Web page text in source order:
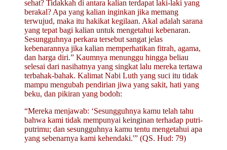
sehat? Tidakkah di antara kalian terdapat laki-laki yang
berakal? Apa yang kalian inginkan jika memang
terwujud, maka itu hakikat kegilaan. Akal adalah sarana
yang tepat bagi kalian untuk mengetahui kebenaran.
Sesungguhnya perkara tersebut sangat jelas
kebenarannya jika kalian memperhatikan fitrah, agama,
dan harga diri.” Kaumnya menunggu hingga beliau
selesai dari nasihatnya yang singkat lalu mereka tertawa
terbahak-bahak. Kalimat Nabi Luth yang suci itu tidak
mampu mengubah pendirian jiwa yang sakit, hati yang
beku, dan pikiran yang bodoh:
“Mereka menjawab: ‘Sesungguhnya kamu telah tahu
bahwa kami tidak mempunyai keinginan terhadap putri-
putrimu; dan sesungguhnya kamu tentu mengetahui apa
yang sebenarnya kami kehendaki.'” (QS. Hud: 79)